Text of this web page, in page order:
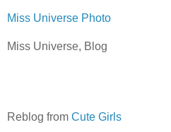
Miss Universe Photo
Miss Universe, Blog
Reblog from Cute Girls